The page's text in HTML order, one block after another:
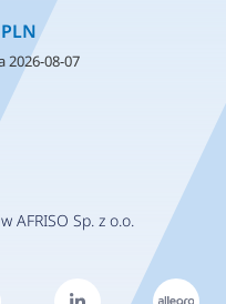
AFRISO Sp. z o.o.
2026-08-07